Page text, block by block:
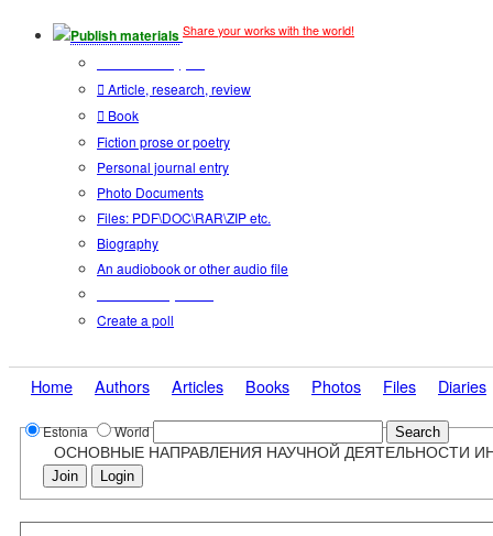
Publish materials Share your works with the world!
Article, research, review
Book
Fiction prose or poetry
Personal journal entry
Photo Documents
Files: PDF\DOC\RAR\ZIP etc.
Biography
An audiobook or other audio file
Create a poll
Estonia World
Home Authors Articles Books Photos Files Diaries
ОСНОВНЫЕ НАПРАВЛЕНИЯ НАУЧНОЙ ДЕЯТЕЛЬНОСТИ
Join Login